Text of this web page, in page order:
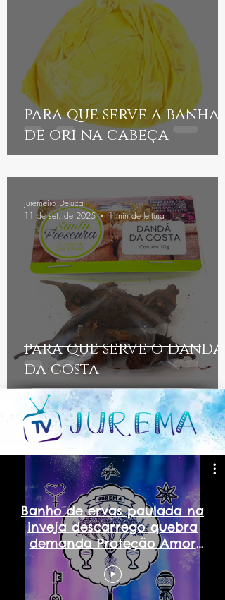
para que serve a banha
de ori na cabeça
para que serve o danda
da costa
Juremeiro Deluca
11 de set. de 2025
1 min de leitura
Banho de ervas paulada na
inveja descarrego quebra
demanda Proteção Amor
jurema com axe 2026